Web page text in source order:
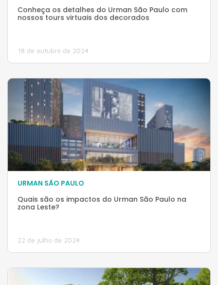
Conheça os detalhes do Urman São Paulo com
nossos tours virtuais dos decorados
18 de outubro de 2024
URMAN SÃO PAULO
Quais são os impactos do Urman São Paulo na
zona Leste?
22 de julho de 2024